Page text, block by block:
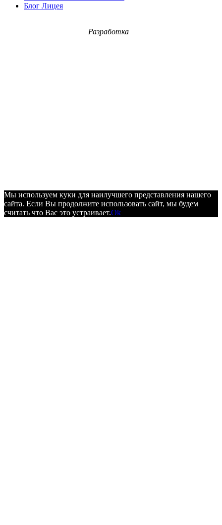
Блог Лицея
Разработка
Мы используем куки для наилучшего представления нашего
сайта. Если Вы продолжите использовать сайт, мы будем
считать что Вас это устраивает.Ok